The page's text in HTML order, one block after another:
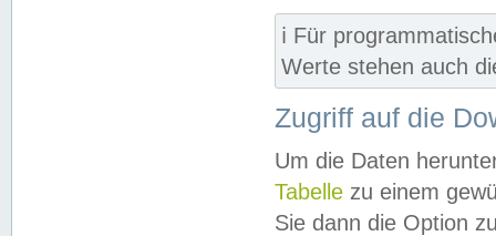
ℹ️ Für
Werte stehen auch
Zugriff auf die
Um die Daten
Tabelle zu einem
Sie dann die Option